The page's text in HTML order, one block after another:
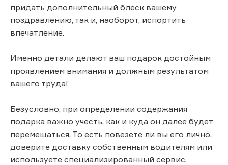
придать дополнительный блеск вашему
поздравлению, так и, наоборот, испортить
впечатление.
Именно детали делают ваш подарок достойным
проявлением внимания и должным результатом
вашего труда!
Безусловно, при определении содержания
подарка важно учесть, как и куда он далее будет
перемещаться. То есть повезете ли вы его лично,
доверите доставку собственным водителям или
используете специализированный сервис.